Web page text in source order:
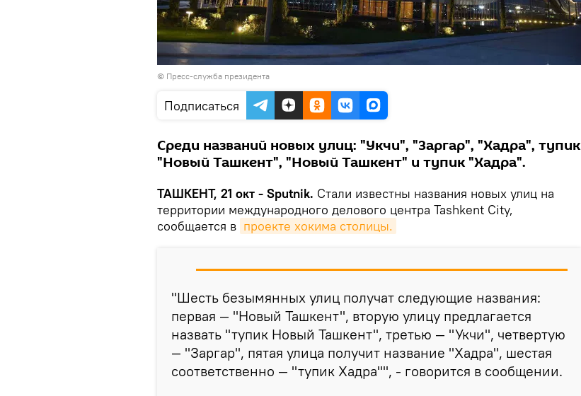
© Пресс-служба президента
Подписаться
Среди названий новых улиц: "Укчи", "Заргар", "Хадра", тупик
"Новый Ташкент", "Новый Ташкент" и тупик "Хадра".
ТАШКЕНТ, 21 окт - Sputnik. Стали известны названия новых улиц на
территории международного делового центра Tashkent City,
сообщается в проекте хокима столицы.
"Шесть безымянных улиц получат следующие названия:
первая — "Новый Ташкент", вторую улицу предлагается
назвать "тупик Новый Ташкент", третью — "Укчи", четвертую
— "Заргар", пятая улица получит название "Хадра", шестая
соответственно — "тупик Хадра"", - говорится в сообщении.